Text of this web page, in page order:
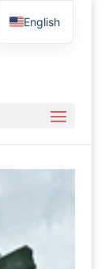
English